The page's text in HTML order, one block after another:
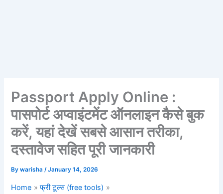
Passport Apply Online :
पासपोर्ट अप्वाइंटमेंट ऑनलाइन कैसे बुक
करें, यहां देखें सबसे आसान तरीका,
दस्तावेज सहित पूरी जानकारी
Bywarisha/January 14, 2026
Home
फ्री टूल्स (free tools)